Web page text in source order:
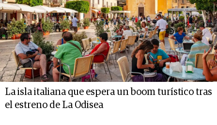
La isla italiana que espera un boom turístico tras
el estreno de La Odisea